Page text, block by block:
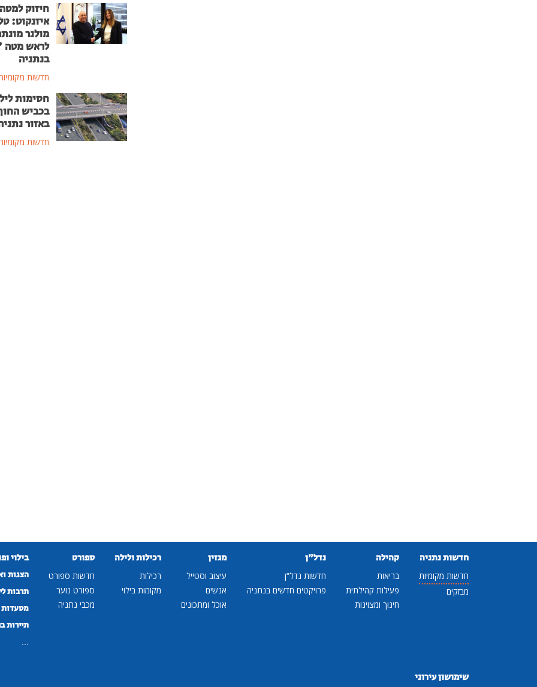
חיזוק למטה
איזנקוט:
מולנר
לראש
בנתניה
חדשות
חסימות
בכביש
באזור
חדשות
חדשות נתניה
חדשות מקומיות
מבזקים
קהילה
בריאות
פעילות קהילתית
חינוך ומצוינות
נדל"ן
חדשות נדל"ן
פרויקטים חדשים בנתניה
מגזין
עיצוב וסטייל
אנשים
אוכל ומתכונים
רכילות ולילה
רכילות
מקומות בילוי
ספורט
חדשות ספורט
ספורט נוער
מכבי נתניה
בילוי
הצגות
תרבות
מסעדות
תיירות
שימושון עירוני